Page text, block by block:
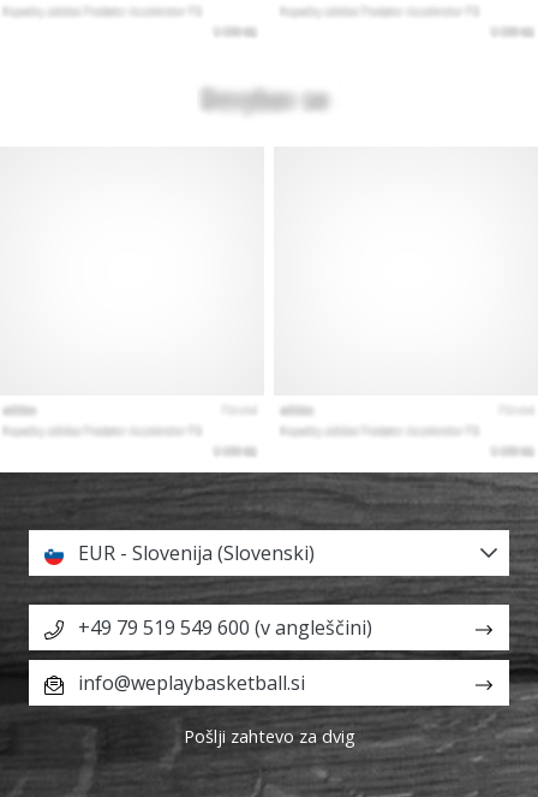
EUR - Slovenija (Slovenski)
+49 79 519 549 600 (v angleščini)
info@weplaybasketball.si
Pošlji zahtevo za dvig